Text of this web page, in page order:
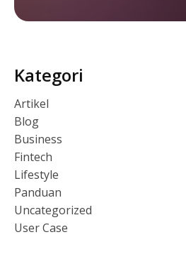
Kategori
Artikel
Blog
Business
Fintech
Lifestyle
Panduan
Uncategorized
User Case